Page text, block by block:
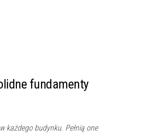
fundamenty
każdego budynku. Pełnią one